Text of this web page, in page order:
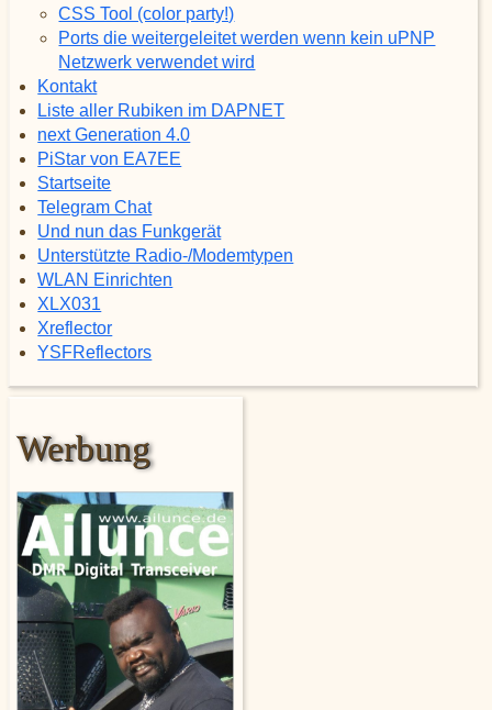
CSS Tool (color party!)
Ports die weitergeleitet werden wenn kein uPNP
Netzwerk verwendet wird
Kontakt
Liste aller Rubiken im DAPNET
next Generation 4.0
PiStar von EA7EE
Startseite
Telegram Chat
Und nun das Funkgerät
Unterstützte Radio-/Modemtypen
WLAN Einrichten
XLX031
Xreflector
YSFReflectors
Werbung